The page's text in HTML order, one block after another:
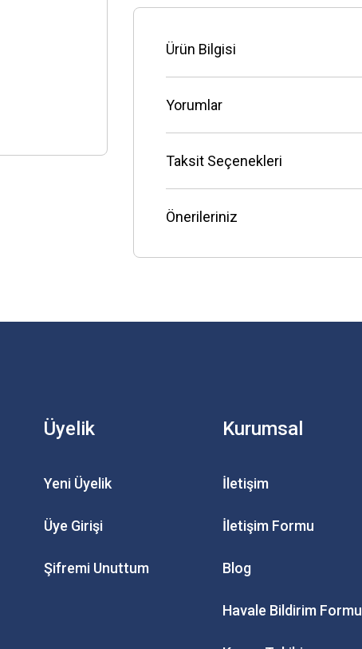
Ürün Bilgisi
Yorumlar
Taksit Seçenekleri
Önerileriniz
Üyelik
Yeni Üyelik
Üye Girişi
Şifremi Unuttum
Kurumsal
İletişim
İletişim Formu
Blog
Havale Bildirim Formu